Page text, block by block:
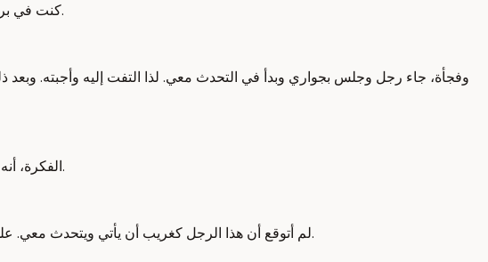
المترجم: Mahmoud Sallam المدقّق: Camelia Bn كنت في بروكسل، كنت جالسًا في (جراند بلاس)، وهي ساحة جميلة في مركز المدينة.
وفجأة، جاء رجل وجلس بجواري وبدأ في التحدث معي. لذا التفت إليه وأجبته.
الفكرة، أنه في النيرويج، ليست أن الناس لا يتحدثون إلى بعضهم البعض؛ ولكن أن التواصل الاجتماعي يحدث بطريقة مؤطرة ومنظمة أكثر.
لم أتوقع أن هذا الرجل كغريب أن يأتي ويتحدث معي. على الرغم من أن هذا كان مفاجئًا، لأنني أتيت من الجزء المتحدث بالفرنسية في كندا حيث يعتبر هذا النوع من السلوك طبيعيًا جدًا.